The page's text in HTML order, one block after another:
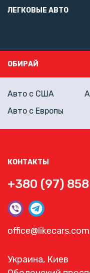
ЛЕГКОВЫЕ АВТО
КОНТАКТЫ
+380 (97)
Украина, Киев
ОБИРАЙ
Авто с США
Авто с Европы